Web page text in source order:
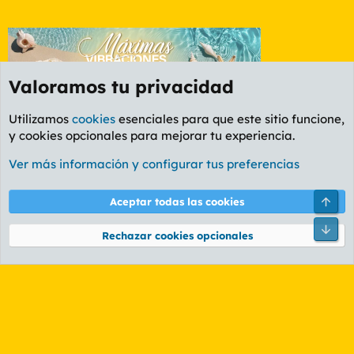
Foro General
Cookies
PL OLDSTYLE AMARILLO
Términos y reglas Política de privacidad Ayuda
Community platform by XenForo® © 2010-2026 XenForo Ltd.
Valoramos tu privacidad
Utilizamos cookies esenciales para que este sitio funcione,
y cookies opcionales para mejorar tu experiencia.
Ver más información y configurar tus preferencias
Aceptar todas las cookies
Rechazar cookies opcionales
Pie